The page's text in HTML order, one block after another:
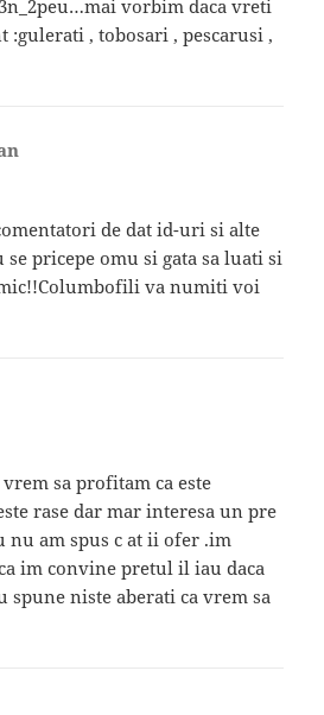
vorbim daca vreti
:gulerati , tobosari , pescarusi ,
de dat id-uri si alte
pricepe omu si gata sa luati si
va numiti voi
sa profitam ca este
rase dar mar interesa un pre
nu am spus c at ii ofer .im
im convine pretul il iau daca
spune niste aberati ca vrem sa